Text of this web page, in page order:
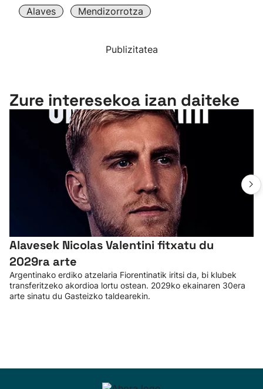
Alaves Mendizorrotza
Publizitatea
Zure interesekoa izan daiteke
Alavesek Nicolas Valentini fitxatu du
2029ra arte
Argentinako erdiko atzelaria Fiorentinatik iritsi da, bi klubek
transferitzeko akordioa lortu ostean. 2029ko ekainaren 30era
arte sinatu du Gasteizko taldearekin.